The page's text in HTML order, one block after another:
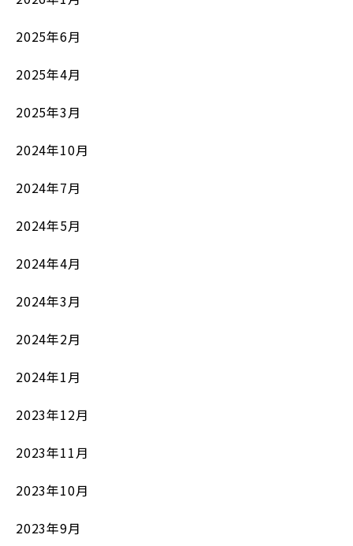
2025年6月
2025年4月
2025年3月
2024年10月
2024年7月
2024年5月
2024年4月
2024年3月
2024年2月
2024年1月
2023年12月
2023年11月
2023年10月
2023年9月